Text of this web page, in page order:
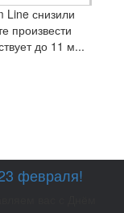
снизили
произвести
до 11 м...
февраля!